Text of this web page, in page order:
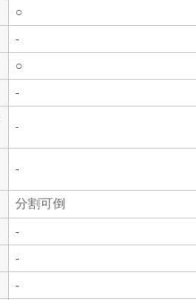
○
-
○
-
-
-
分割可倒
-
-
-